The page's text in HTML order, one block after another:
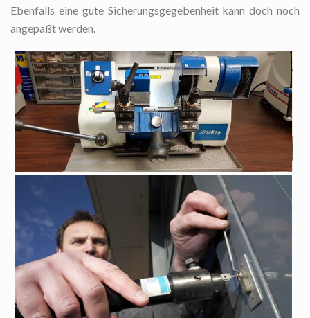
Ebenfalls eine gute Sicherungsgegebenheit kann doch noch
angepaßt werden.